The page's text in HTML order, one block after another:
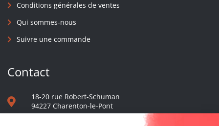
Conditions générales de ventes
Qui sommes-nous
Suivre une commande
Contact
18-20 rue Robert-Schuman
94227 Charenton-le-Pont